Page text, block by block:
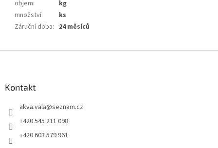
objem:
kg
množství:
ks
Záruční doba: 24 měsíců
Kontakt
akva.vala@seznam.cz
+420 545 211 098
+420 603 579 961